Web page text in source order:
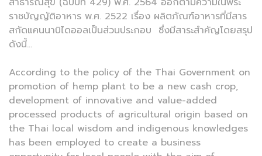
ราชบัญญัติอาหาร พ.ศ. 2522 เรื่อง ผลิตภัณฑ์อาหารที่มีสาร
สกัดแคนนาบิไดออลเป็นส่วนประกอบ ซึ่งมีสาระสำคัญโดยสรุป
ดังนี้...
According to the policy of the Thai Government on
promotion of hemp plant to be a new cash crop,
development of innovative and value-added
processed products of agricultural origin based on
the Thai local wisdom and indigenous knowledges
has been employed to create a business